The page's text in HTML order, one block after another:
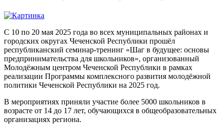
С 10 по 20 мая 2025 года во всех муниципальных районах и
городских округах Чеченской Республики прошёл
республиканский семинар-тренинг «Шаг в будущее: основы
предпринимательства для школьников», организованный
Молодёжным центром Чеченской Республики в рамках
реализации Программы комплексного развития молодёжной
политики Чеченской Республики на 2025 год.
В мероприятиях приняли участие более 5000 школьников в
возрасте от 14 до 17 лет, обучающихся в общеобразовательных
организациях региона.